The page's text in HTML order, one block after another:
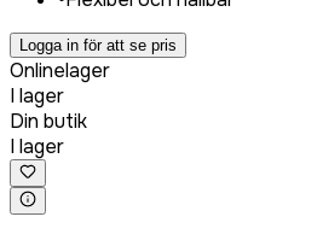
Logga in för att se pris
Onlinelager
I lager
Din butik
I lager